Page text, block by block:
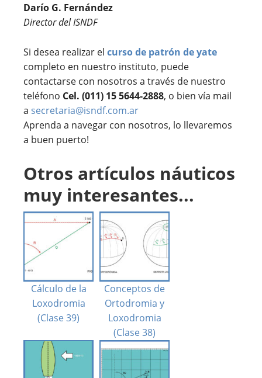
Darío G. Fernández
Director del ISNDF
Si desea realizar el curso de patrón de yate
completo en nuestro instituto, puede
contactarse con nosotros a través de nuestro
teléfono Cel. (011) 15 5644-2888, o bien vía mail
a secretaria@isndf.com.ar
Aprenda a navegar con nosotros, lo llevaremos
a buen puerto!
Otros artículos náuticos
muy interesantes...
Cálculo de la
Loxodromia
(Clase 39)
Conceptos de
Ortodromia y
Loxodromia
(Clase 38)